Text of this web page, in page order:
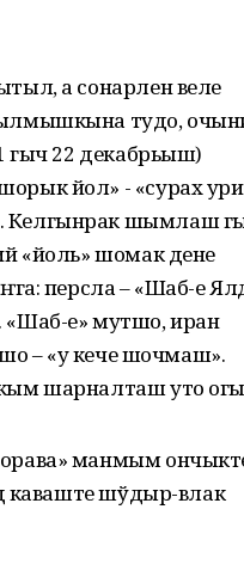
а сонарлен веле
тудо,
гыч 22 декабрьыш)
йол» - «сурах
шымлаш
«йоль» шомак дене
персла – «Шаб-е
«Шаб-е» мутшо, иран
– «у кече шочмаш».
шарналташ уто
манмым
каваште шўдыр-влак